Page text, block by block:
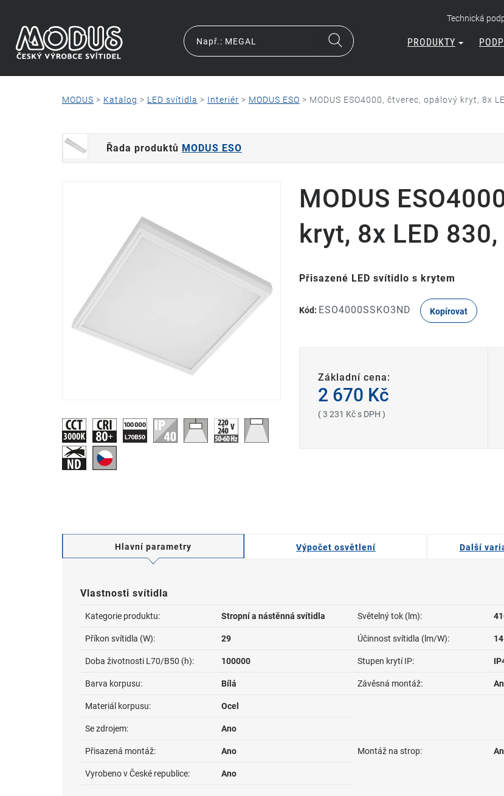
Technická
PRODUKTY
MODUS > Katalog > LED svítidla > Interiér > MODUS ESO > MODUS ESO4000, čtverec, opálový kryt, 8x
Řada produktů MODUS ESO
MODUS
kryt, 8x LED
Přisazené LED svítidlo s krytem
Kód: ESO4000SSKO3ND Kopírovat
Základní cena:
2 670 Kč
( 3 231 Kč s DPH )
Hlavní parametry Výpočet osvětlení Další
Vlastnosti svítidla
Kategorie produktu: Stropní a nástěnná svítidla Světelný tok (lm):
Příkon svítidla (W): 29 Účinnost svítidla (lm/W):
Doba životnosti L70/B50 (h): 100000 Stupen krytí IP:
Barva korpusu: Bílá Závěsná montáž:
Materiál korpusu: Ocel
Se zdrojem: Ano
Přisazená montáž: Ano Montáž na strop:
Vyrobeno v České republice: Ano